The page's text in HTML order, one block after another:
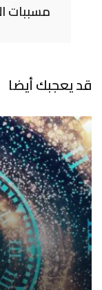
مسببات
قد يعجبك أيضا